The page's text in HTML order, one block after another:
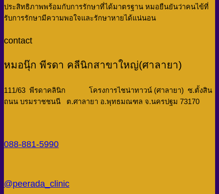
ประสิทธิภาพพร้อมกับการรักษาที่ได้มาตรฐาน หมอยืนยันว่าคนไข้ที่
รับการรักษามีความพอใจและรักษาหายได้แน่นอน
contact
หมอนุ๊ก พีรดา คลีนิกสาขาใหญ่(ศาลายา)
111/63 พีรดาคลินิก โครงการไชน่าทาวน์ (ศาลายา) ซ.ตั้งสิน
ถนน บรมราชชนนี ต.ศาลายา อ.พุทธมณฑล จ.นครปฐม 73170
088-881-5990
@peerada_clinic